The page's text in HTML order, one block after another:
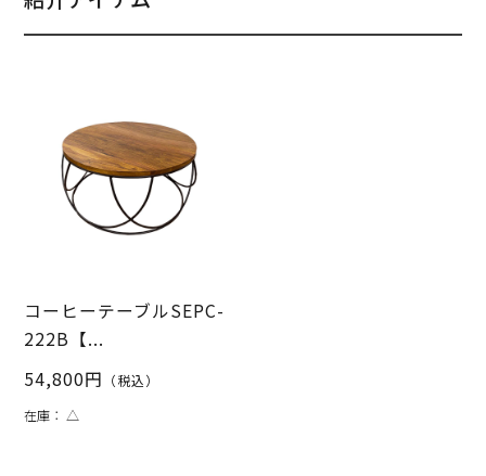
コーヒーテーブルSEPC-
222B【...
54,800円 （税込）
在庫：△